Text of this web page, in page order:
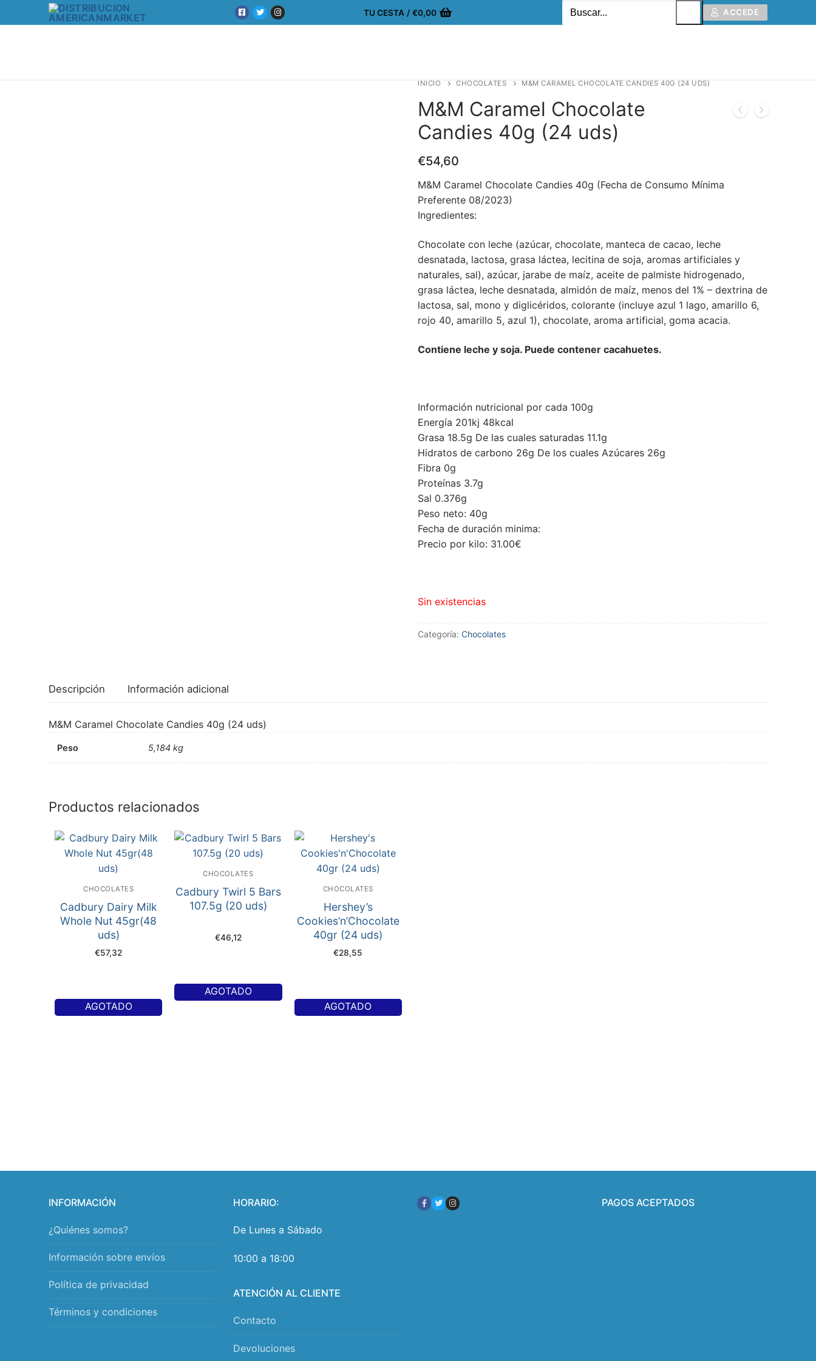
TU CESTA / €0,00 ACCEDE
INICIO CHOCOLATES M&M CARAMEL CHOCOLATE CANDIES 40G (24 UDS)
M&M Caramel Chocolate
Candies 40g (24 uds)
€54,60
M&M Caramel Chocolate Candies 40g (Fecha de Consumo Mínima
Preferente 08/2023)
Ingredientes:
Chocolate con leche (azúcar, chocolate, manteca de cacao, leche
desnatada, lactosa, grasa láctea, lecitina de soja, aromas artificiales y
naturales, sal), azúcar, jarabe de maíz, aceite de palmiste hidrogenado,
grasa láctea, leche desnatada, almidón de maíz, menos del 1% – dextrina de
lactosa, sal, mono y diglicéridos, colorante (incluye azul 1 lago, amarillo 6,
rojo 40, amarillo 5, azul 1), chocolate, aroma artificial, goma acacia.
Contiene leche y soja. Puede contener cacahuetes.
Información nutricional por cada 100g
Energía 201kj 48kcal
Grasa 18.5g De las cuales saturadas 11.1g
Hidratos de carbono 26g De los cuales Azúcares 26g
Fibra 0g
Proteínas 3.7g
Sal 0.376g
Peso neto: 40g
Fecha de duración minima:
Precio por kilo: 31.00€
Sin existencias
Categoría: Chocolates
Descripción Información adicional
M&M Caramel Chocolate Candies 40g (24 uds)
Peso 5,184 kg
Productos relacionados
CHOCOLATES
Cadbury Dairy Milk
Whole Nut 45gr(48
uds)
€57,32
AGOTADO
CHOCOLATES
Cadbury Twirl 5 Bars
107.5g (20 uds)
€46,12
AGOTADO
CHOCOLATES
Hershey’s
Cookies’n’Chocolate
40gr (24 uds)
€28,55
AGOTADO
INFORMACIÓN
¿Quiénes somos?
Información sobre envíos
Política de privacidad
Términos y condiciones
HORARIO:
De Lunes a Sábado
10:00 a 18:00
ATENCIÓN AL CLIENTE
Contacto
Devoluciones
PAGOS ACEPTADOS